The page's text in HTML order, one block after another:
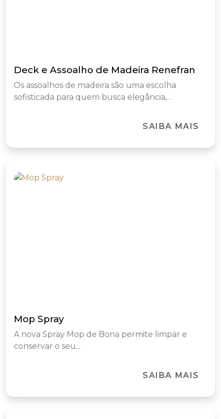
Deck e Assoalho de Madeira Renefran
Os assoalhos de madeira são uma escolha
sofisticada para quem busca elegância,...
SAIBA MAIS
Mop Spray
A nova Spray Mop de Bona permite limpar e
conservar o seu...
SAIBA MAIS